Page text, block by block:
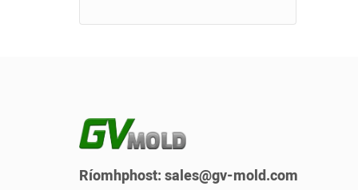
agus
Ríomhphost:sales@gv-mold.com